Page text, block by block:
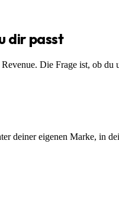
dir passt
Die Frage ist, ob du
deiner eigenen Marke, in